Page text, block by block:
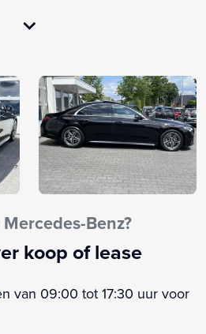
Benz?
koop of lease
van 09:00 tot 17:30 uur voor